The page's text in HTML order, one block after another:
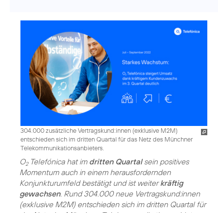
304.000 zusätzliche Vertragskund:innen (exklusive M2M)
entschieden sich im dritten Quartal für das Netz des Münchner
Telekommunikationsanbieters.
O2Telefónica hat im dritten Quartalsein positives
Momentum auch in einem herausfordernden
Konjunkturumfeld bestätigt und ist weiterkräftig
gewachsen. Rund 304.000 neue Vertragskund:innen
(exklusive M2M) entschieden sich im dritten Quartal für